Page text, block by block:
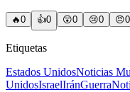
🔥0 👍0 😲0 😢0 😠0
Etiquetas
Estados UnidosNoticias
UnidosIsraelIránGuerra